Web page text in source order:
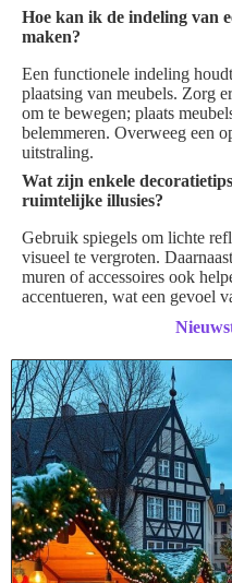
Hoe kan ik de indeling van
maken?
Een functionele indeling
plaatsing van meubels. Zorg
om te bewegen; plaats
belemmeren. Overweeg een
uitstraling.
Wat zijn enkele
ruimtelijke illusies?
Gebruik spiegels om lichte
visueel te vergroten.
muren of accessoires ook
accentueren, wat een gevoel